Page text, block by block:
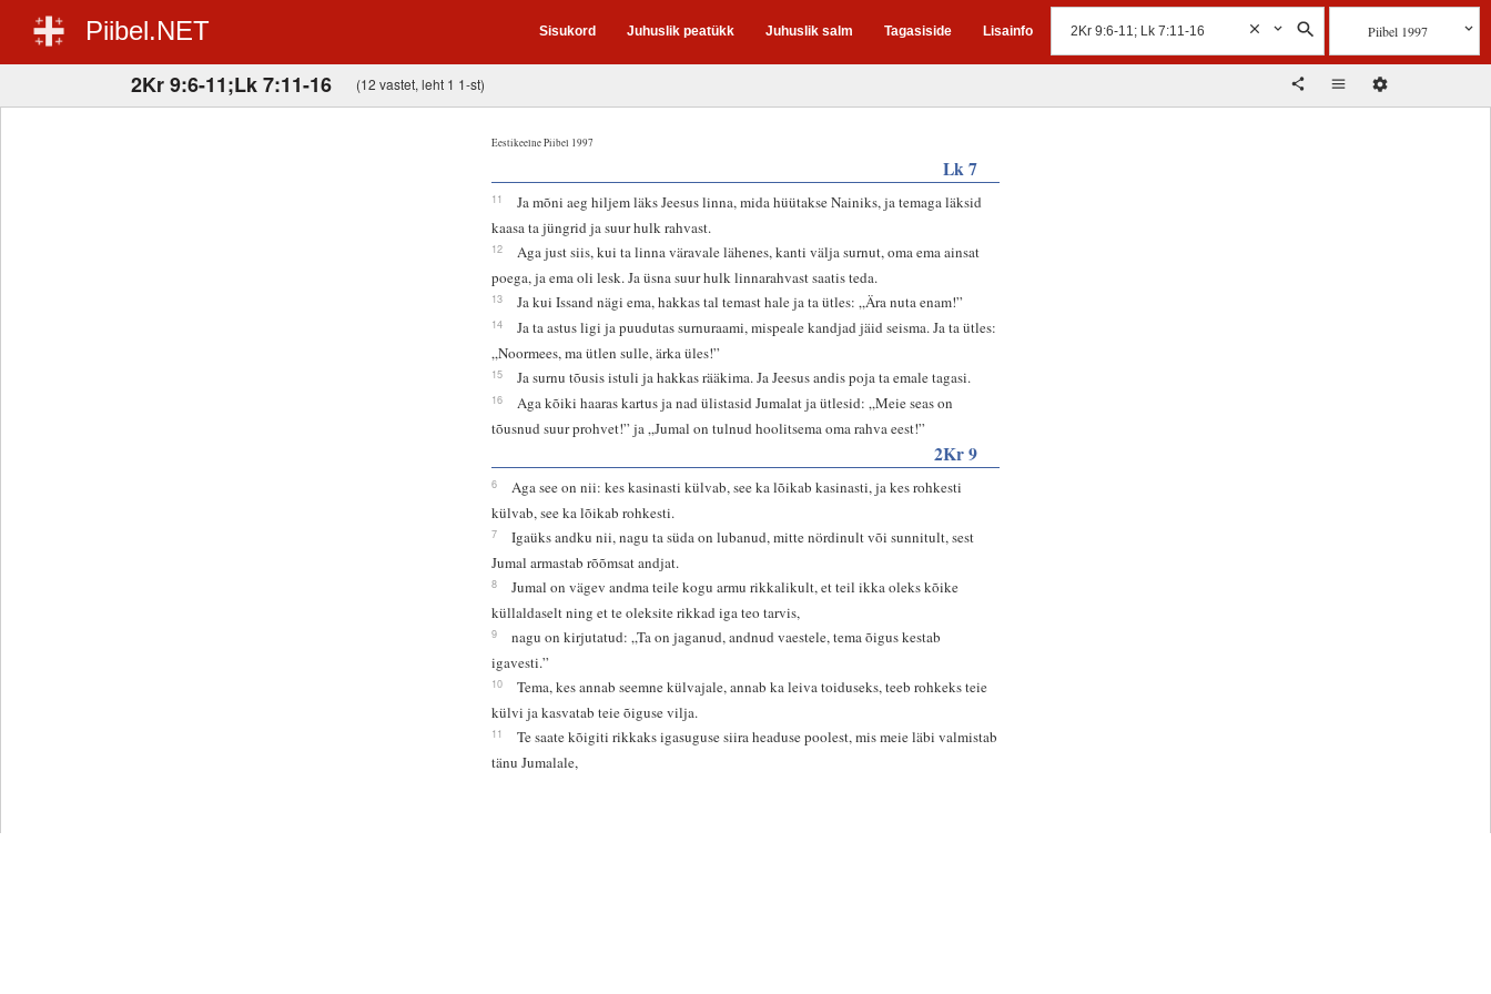
Piibel.NET Sisukord Juhuslik peatükk Juhuslik salm Tagasiside Lisainfo Piibel 1997
2Kr 9:6-11;Lk 7:11-16 (12 vastet, leht 1 1-st)
Eestikeelne Piibel 1997
Lk 7
11
Ja mõni aeg hiljem läks Jeesus linna, mida hüütakse Nainiks, ja temaga läksid
kaasa ta jüngrid ja suur hulk rahvast.
12
Aga just siis, kui ta linna väravale lähenes, kanti välja surnut, oma ema ainsat
poega, ja ema oli lesk. Ja üsna suur hulk linnarahvast saatis teda.
13 Ja kui Issand nägi ema, hakkas tal temast hale ja ta ütles: „Ära nuta enam!”
14
Ja ta astus ligi ja puudutas surnuraami, mispeale kandjad jäid seisma. Ja ta ütles:
„Noormees, ma ütlen sulle, ärka üles!”
15 Ja surnu tõusis istuli ja hakkas rääkima. Ja Jeesus andis poja ta emale tagasi.
16
Aga kõiki haaras kartus ja nad ülistasid Jumalat ja ütlesid: „Meie seas on
tõusnud suur prohvet!” ja „Jumal on tulnud hoolitsema oma rahva eest!”
2Kr 9
6
Aga see on nii: kes kasinasti külvab, see ka lõikab kasinasti, ja kes rohkesti
külvab, see ka lõikab rohkesti.
7
Igaüks andku nii, nagu ta süda on lubanud, mitte nördinult või sunnitult, sest
Jumal armastab rõõmsat andjat.
8
Jumal on vägev andma teile kogu armu rikkalikult, et teil ikka oleks kõike
küllaldaselt ning et te oleksite rikkad iga teo tarvis,
9
nagu on kirjutatud: „Ta on jaganud, andnud vaestele, tema õigus kestab
igavesti.”
10
Tema, kes annab seemne külvajale, annab ka leiva toiduseks, teeb rohkeks teie
külvi ja kasvatab teie õiguse vilja.
11
Te saate kõigiti rikkaks igasuguse siira headuse poolest, mis meie läbi valmistab
tänu Jumalale,